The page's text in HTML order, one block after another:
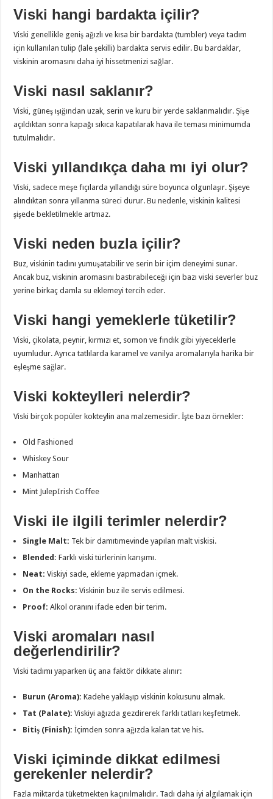
Viski hangi bardakta içilir?
Viski genellikle geniş ağızlı ve kısa bir bardakta (tumbler) veya tadım
için kullanılan tulip (lale şekilli) bardakta servis edilir. Bu bardaklar,
viskinin aromasını daha iyi hissetmenizi sağlar.
Viski nasıl saklanır?
Viski, güneş ışığından uzak, serin ve kuru bir yerde saklanmalıdır. Şişe
açıldıktan sonra kapağı sıkıca kapatılarak hava ile teması minimumda
tutulmalıdır.
Viski yıllandıkça daha mı iyi olur?
Viski, sadece meşe fıçılarda yıllandığı süre boyunca olgunlaşır. Şişeye
alındıktan sonra yıllanma süreci durur. Bu nedenle, viskinin kalitesi
şişede bekletilmekle artmaz.
Viski neden buzla içilir?
Buz, viskinin tadını yumuşatabilir ve serin bir içim deneyimi sunar.
Ancak buz, viskinin aromasını bastırabileceği için bazı viski severler buz
yerine birkaç damla su eklemeyi tercih eder.
Viski hangi yemeklerle tüketilir?
Viski, çikolata, peynir, kırmızı et, somon ve fındık gibi yiyeceklerle
uyumludur. Ayrıca tatlılarda karamel ve vanilya aromalarıyla harika bir
eşleşme sağlar.
Viski kokteylleri nelerdir?
Viski birçok popüler kokteylin ana malzemesidir. İşte bazı örnekler:
Old Fashioned
Whiskey Sour
Manhattan
Mint JulepIrish Coffee
Viski ile ilgili terimler nelerdir?
Single Malt: Tek bir damıtımevinde yapılan malt viskisi.
Blended:Farklı viski türlerinin karışımı.
Neat:Viskiyi sade, ekleme yapmadan içmek.
On the Rocks:Viskinin buz ile servis edilmesi.
Proof:Alkol oranını ifade eden bir terim.
Viski aromaları nasıl
değerlendirilir?
Viski tadımı yaparken üç ana faktör dikkate alınır:
Burun (Aroma):Kadehe yaklaşıp viskinin kokusunu almak.
Tat (Palate):Viskiyi ağızda gezdirerek farklı tatları keşfetmek.
Bitiş (Finish):İçimden sonra ağızda kalan tat ve his.
Viski içiminde dikkat edilmesi
gerekenler nelerdir?
Fazla miktarda tüketmekten kaçınılmalıdır. Tadı daha iyi algılamak için